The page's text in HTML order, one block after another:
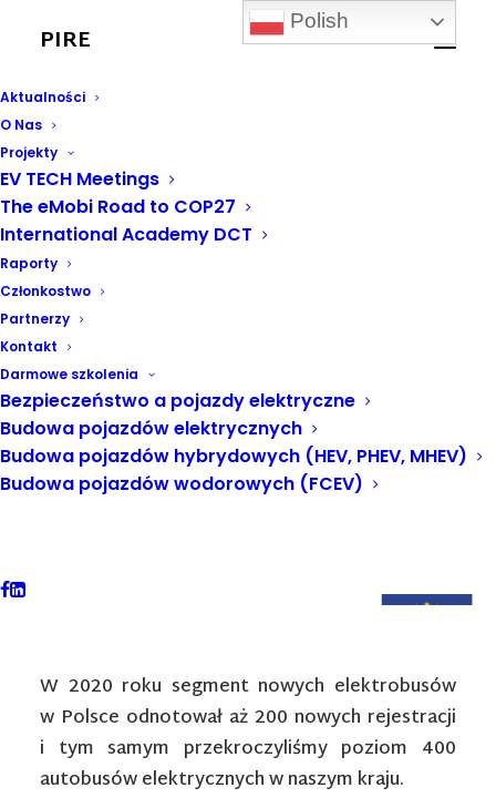
PIRE
Aktualności
O Nas
Projekty
EV TECH Meetings
The eMobi Road to COP27
International Academy DCT
Raporty
Członkostwo
Partnerzy
Kontakt
Darmowe szkolenia
Bezpieczeństwo a pojazdy elektryczne
Budowa pojazdów elektrycznych
Budowa pojazdów hybrydowych (HEV, PHEV, MHEV)
Budowa pojazdów wodorowych (FCEV)
Warszawa i Zielona
Góra - liderzy
użytkowanie
autobusów
elektrycznych w
11 MARCA, 2021 | WPOLSKA,AKTUALNOŚCI PIRE
W 2020 roku segment nowych elektrobusów
w Polsce odnotował aż 200 nowych rejestracji
i tym samym przekroczyliśmy poziom 400
autobusów elektrycznych w naszym kraju.
Polish